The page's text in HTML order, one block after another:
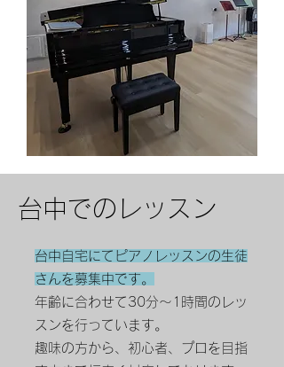
​台中でのレッスン
台中自宅にてピアノレッスンの生徒
さんを募集中です。
年齢に合わせて30分～1時間のレッ
スンを行っています。
趣味の方から、初心者、プロを目指